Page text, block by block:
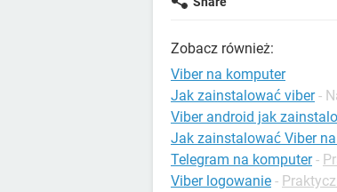
Zobacz również:
Viber na komputer
Jak zainstalować viber -
Viber android jak
Jak zainstalować Viber
Telegram na komputer -
Viber logowanie -